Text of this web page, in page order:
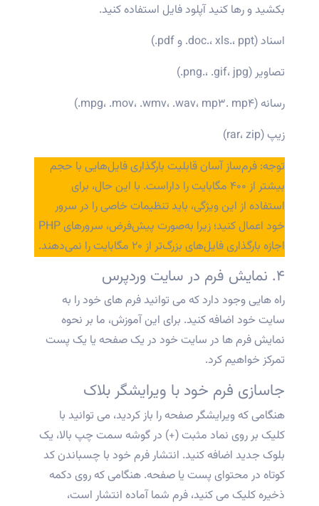
بکشید و رها کنید آپلود فایل استفاده کنید.
اسناد (doc.، xls.، ppt. و pdf.)
تصاویر (png.، .gif، jpg.)
رسانه (mpg، .mov، .wmv، .wav، mp۳. mp۴.)
زیپ (rar، zip)
توجه: فرم‌ساز آسان قابلیت بارگذاری فایل‌هایی با حجم
بیشتر از ۴۰۰ مگابایت را داراست. با این حال، برای
استفاده از این ویژگی، باید تنظیمات خاصی را در سرور
خود اعمال کنید؛ زیرا به‌صورت پیش‌فرض، سرورهای PHP
اجازه بارگذاری فایل‌های بزرگ‌تر از ۲۰ مگابایت را نمی‌دهند.
۴. نمایش فرم در سایت وردپرس
راه هایی وجود دارد که می توانید فرم های خود را به
سایت خود اضافه کنید. برای این آموزش، ما بر نحوه
نمایش فرم ها در سایت خود در یک صفحه یا یک پست
تمرکز خواهیم کرد.
جاسازی فرم خود با ویرایشگر بلاک
هنگامی که ویرایشگر صفحه را باز کردید، می توانید با
کلیک بر روی نماد مثبت (+) در گوشه سمت چپ بالا، یک
بلوک جدید اضافه کنید. انتشار فرم خود با چسباندن کد
کوتاه در محتوای پست یا صفحه. هنگامی که روی دکمه
ذخیره کلیک می کنید، فرم شما آماده انتشار است،